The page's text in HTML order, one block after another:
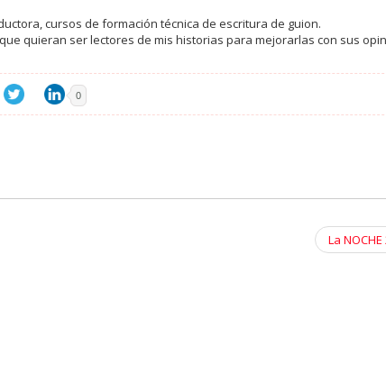
cursos de formación técnica de escritura de guion.
quieran ser lectores de mis historias para mejorarlas con sus
0
La NOCHE